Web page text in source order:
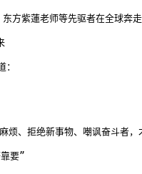
东方紫蓮老师等先驱者在全球
烦、拒绝新事物、嘲讽奋斗者
要”